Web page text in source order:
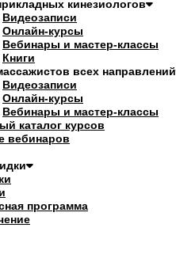
кинезиологов
Видеозаписи
Онлайн-курсы
Вебинары и мастер-классы
Книги
всех направлений
Видеозаписи
Онлайн-курсы
Вебинары и мастер-классы
каталог курсов
вебинаров
программа